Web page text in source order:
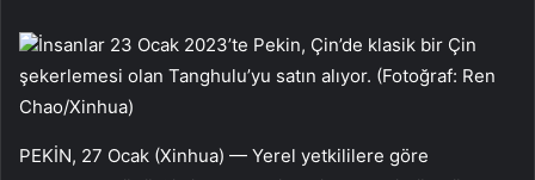
İnsanlar 23 Ocak 2023’te Pekin, Çin’de klasik bir Çin
şekerlemesi olan Tanghulu’yu satın alıyor. (Fotoğraf: Ren
Chao/Xinhua)
PEKİN, 27 Ocak (Xinhua) — Yerel yetkililere göre